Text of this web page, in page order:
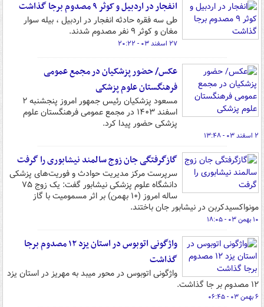
انفجار در اردبیل و کوثر ۹ مصدوم برجا گذاشت
طی سه فقره حادثه انفجار در اردبیل ، بیله سوار
مغان و کوثر ۹ نفر مصدوم شدند.
۲۷ اسفند ۰۳ - ۲۰:۲۲
عکس/ حضور پزشکیان در مجمع عمومی
فرهنگستان علوم پزشکی
مسعود پزشکیان رئیس جمهور امروز پنجشنبه ۲
اسفند ۱۴۰۳ در مجمع عمومی فرهنگستان علوم
پزشکی حضور پیدا کرد.
۲ اسفند ۰۳ - ۱۳:۴۸
گازگرفتگی جان زوج سالمند نیشابوری را گرفت
سرپرست مرکز مدیریت حوادث و فوریت‌های پزشکی
دانشگاه علوم پزشکی نیشابور گفت: یک زوج ۷۵
ساله امروز (۱۰ بهمن) بر اثر مسمومیت با گاز
مونواکسیدکربن در نیشابور جان باختند.
۱۰ بهمن ۰۳ - ۱۸:۰۵
واژگونی اتوبوس در استان یزد ۱۲ مصدوم برجا
گذاشت
واژگونی اتوبوس در محور میبد به مهریز در استان یزد
۱۲ مصدوم بر جا گذاشت.
۶ بهمن ۰۳ - ۰۶:۴۵